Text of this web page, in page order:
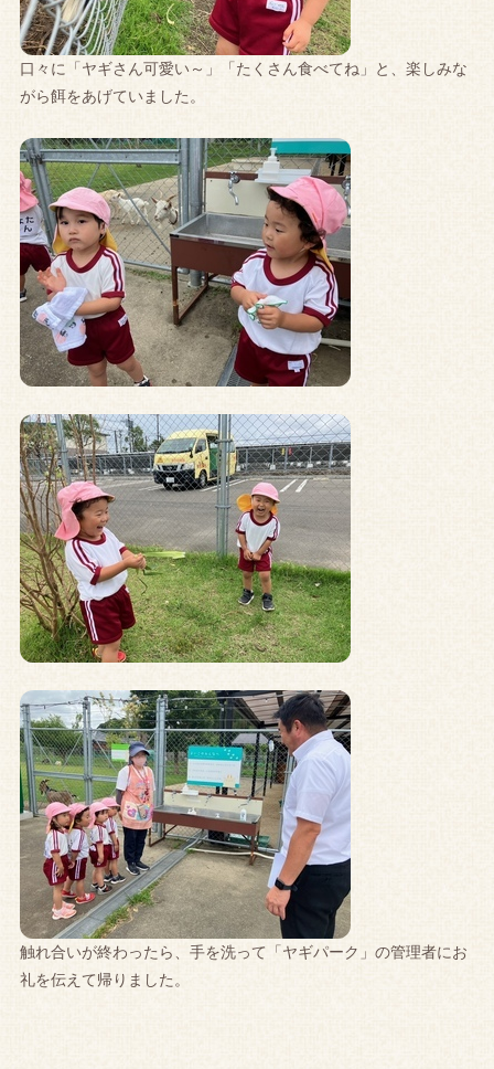
口々に「ヤギさん可愛い～」「たくさん食べてね」と、楽しみな
がら餌をあげていました。
触れ合いが終わったら、手を洗って「ヤギパーク」の管理者にお
礼を伝えて帰りました。